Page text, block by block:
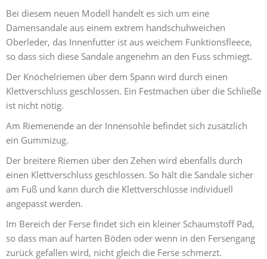
Bei diesem neuen Modell handelt es sich um eine
Damensandale aus einem extrem handschuhweichen
Oberleder, das Innenfutter ist aus weichem Funktionsfleece,
so dass sich diese Sandale angenehm an den Fuss schmiegt.
Der Knöchelriemen über dem Spann wird durch einen
Klettverschluss geschlossen. Ein Festmachen über die Schließe
ist nicht nötig.
Am Riemenende an der Innensohle befindet sich zusätzlich
ein Gummizug.
Der breitere Riemen über den Zehen wird ebenfalls durch
einen Klettverschluss geschlossen. So hält die Sandale sicher
am Fuß und kann durch die Klettverschlüsse individuell
angepasst werden.
Im Bereich der Ferse findet sich ein kleiner Schaumstoff Pad,
so dass man auf harten Böden oder wenn in den Fersengang
zurück gefallen wird, nicht gleich die Ferse schmerzt.